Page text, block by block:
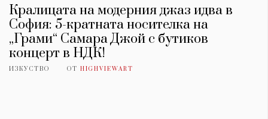
Кралицата на модерния джаз идва в
София: 5-кратната носителка на
„Грами“ Самара Джой с бутиков
концерт в НДК!
ИЗКУСТВО ОТ HIGHVIEWART